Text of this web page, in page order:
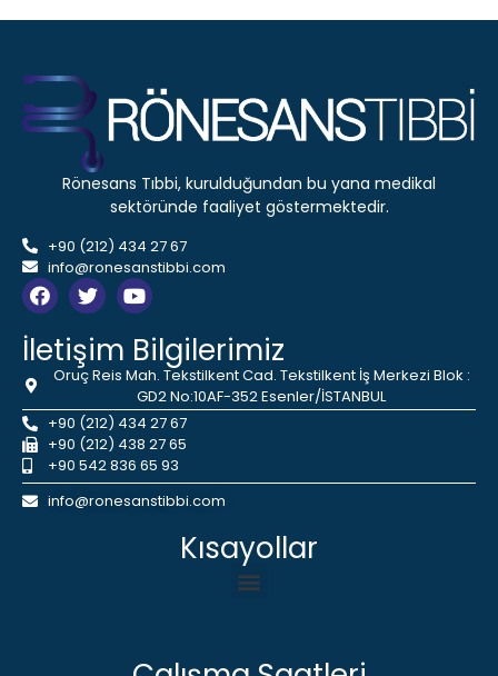
Rönesans Tıbbi, kurulduğundan bu yana medikal
sektöründe faaliyet göstermektedir.
+90 (212) 434 27 67
info@ronesanstibbi.com
İletişim Bilgilerimiz
Oruç Reis Mah. Tekstilkent Cad. Tekstilkent İş Merkezi Blok :
GD2 No:10AF-352 Esenler/İSTANBUL
+90 (212) 434 27 67
+90 (212) 438 27 65
+90 542 836 65 93
info@ronesanstibbi.com
Kısayollar